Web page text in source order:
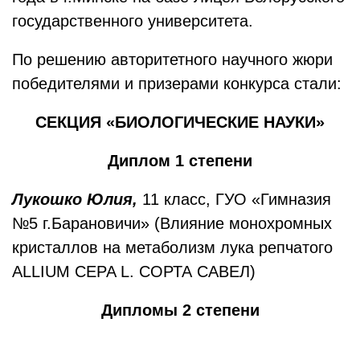
государственного университета.
По решению авторитетного научного жюри
победителями и призерами конкурса стали:
СЕКЦИЯ «БИОЛОГИЧЕСКИЕ НАУКИ»
Диплом 1 степени
Лукошко Юлия, 11 класс, ГУО «Гимназия
№5 г.Барановичи» (Влияние монохромных
кристаллов на метаболизм лука репчатого
ALLIUM CEPA L. СОРТА САВЕЛ)
Дипломы 2 степени